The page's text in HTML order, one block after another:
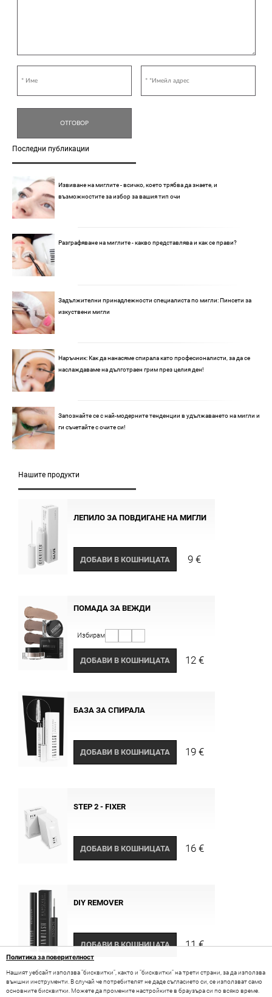
Последни публикации
Извиване на миглите - всичко, което трябва да знаете, и
възможностите за избор за вашия тип очи
Разграфяване на миглите - какво представлява и как се прави?
Задължителни принадлежности специалиста по мигли: Пинсети за
изкуствени мигли
Наръчник: Как да нанасяме спирала като професионалисти, за да се
наслаждаваме на дълготраен грим през целия ден!
Запознайте се с най-модерните тенденции в удължаването на мигли и
ги съчетайте с очите си!
Нашите продукти
ЛЕПИЛО ЗА ПОВДИГАНЕ НА МИГЛИ
ДОБАВИ В КОШНИЦАТА 9 €
ПОМАДА ЗА ВЕЖДИ
Избирам
ДОБАВИ В КОШНИЦАТА 12 €
БАЗА ЗА СПИРАЛА
ДОБАВИ В КОШНИЦАТА 19 €
STEP 2 - FIXER
ДОБАВИ В КОШНИЦАТА 16 €
DIY REMOVER
ДОБАВИ В КОШНИЦАТА 11 €
Политика за поверителност
Нашият уебсайт използва "бисквитки", както и "бисквитки" на трети страни, за да използва
външни инструменти. В случай че потребителят не даде съгласието си, се използват само
основните бисквитки. Можете да промените настройките в браузъра си по всяко време.